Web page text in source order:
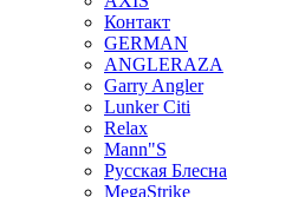
Контакт
GERMAN
ANGLERAZA
Garry Angler
Lunker Citi
Relax
Mann"S
Русская Блесна
MegaStrike